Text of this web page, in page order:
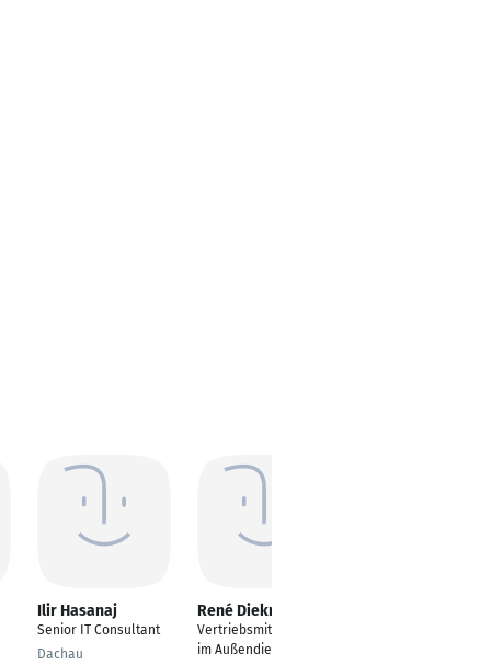
Ilir Hasanaj
Senior IT Consultant
Dachau
René Diekmann
Vertriebsmitarbeiter
im Außendienst